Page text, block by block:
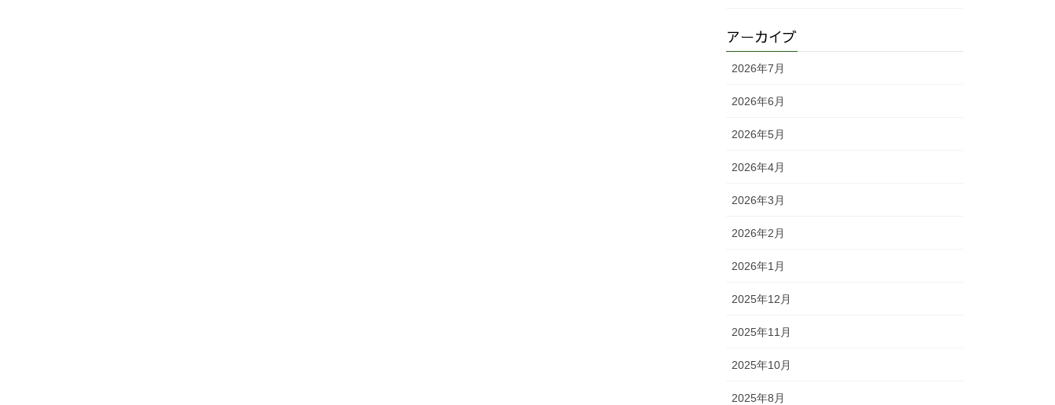
アーカイブ
2026年7月
2026年6月
2026年5月
2026年4月
2026年3月
2026年2月
2026年1月
2025年12月
2025年11月
2025年10月
2025年8月